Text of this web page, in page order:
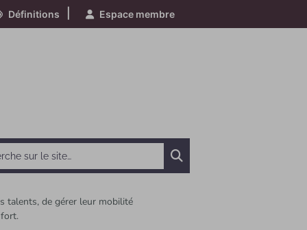
Définitions Espace membre
talents, de gérer leur mobilité